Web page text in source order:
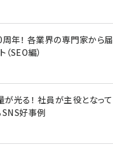
年！ 各業界の専門家から届
SEO編）
が光る！ 社員が主役となって
好事例